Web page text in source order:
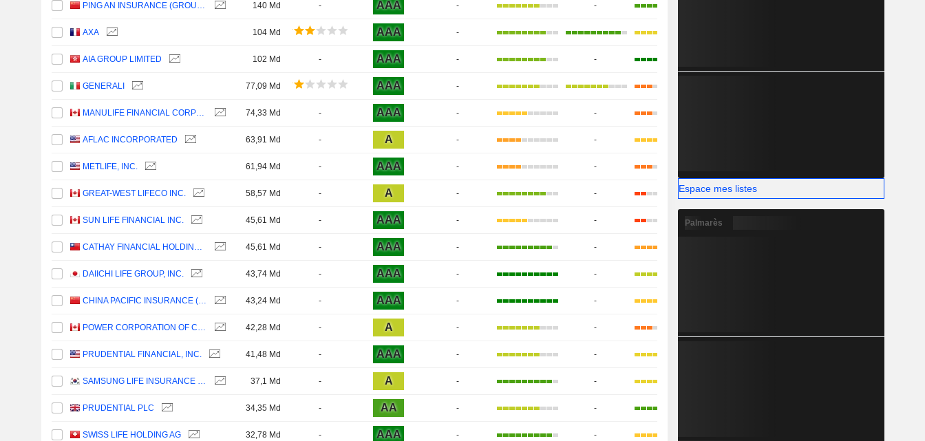
PING AN INSURANCE (GROUP) COMPANY OF CHINA, LTD. 140 Md - AAA - -
AXA 104 Md AAA -
AIA GROUP LIMITED 102 Md - AAA - -
GENERALI 77,09 Md AAA -
MANULIFE FINANCIAL CORPORATION 74,33 Md - AAA - -
AFLAC INCORPORATED 63,91 Md - A - -
METLIFE, INC. 61,94 Md - AAA - -
GREAT-WEST LIFECO INC. 58,57 Md - A - -
SUN LIFE FINANCIAL INC. 45,61 Md - AAA - -
CATHAY FINANCIAL HOLDING CO., LTD. 45,61 Md - AAA - -
DAIICHI LIFE GROUP, INC. 43,74 Md - AAA - -
CHINA PACIFIC INSURANCE (GROUP) CO., LTD. 43,24 Md - AAA - -
POWER CORPORATION OF CANADA 42,28 Md - A - -
PRUDENTIAL FINANCIAL, INC. 41,48 Md - AAA - -
SAMSUNG LIFE INSURANCE CO., LTD. 37,1 Md - A - -
PRUDENTIAL PLC 34,35 Md - AA - -
SWISS LIFE HOLDING AG 32,78 Md - AAA - -
Espace mes listes
Palmarès